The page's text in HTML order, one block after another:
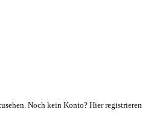
Noch kein Konto? Hier registrieren.